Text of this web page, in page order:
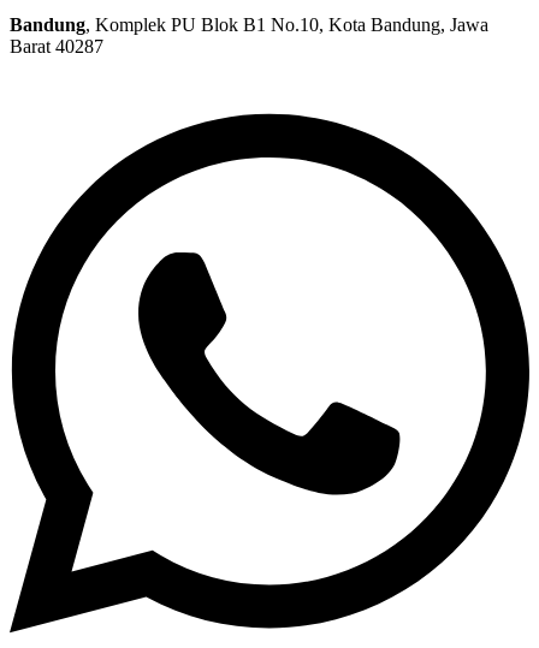
Bandung, Komplek PU Blok B1 No.10, Kota Bandung, Jawa
Barat 40287